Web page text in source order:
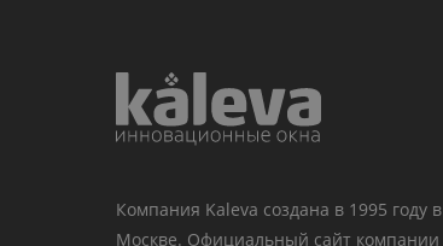
Компания Kaleva создана в 1995 году в
Москве. Официальный сайт компании